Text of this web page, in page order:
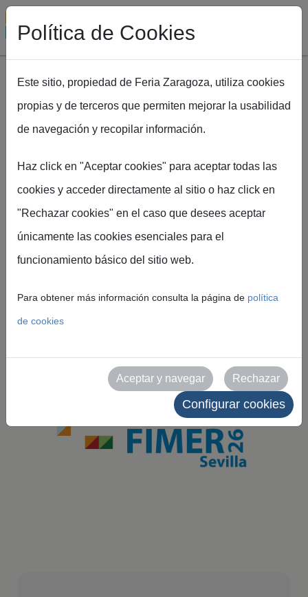
Pasar al contenido principal
DÓNDE COMER EN
EXPOFIMER
Política de Cookies
Este sitio, propiedad de Feria Zaragoza, utiliza cookies
propias y de terceros que permiten mejorar la usabilidad
de navegación y recopilar información.
Haz click en "Aceptar cookies" para aceptar todas las
cookies y acceder directamente al sitio o haz click en
"Rechazar cookies" en el caso que desees aceptar
únicamente las cookies esenciales para el
funcionamiento básico del sitio web.
Para obtener más información consulta la página de política
de cookies
Aceptar y navegar Rechazar
Configurar cookies